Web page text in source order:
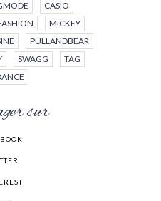
CASIO
MICKEY
PULLANDBEAR
SWAGG
TAG
sur